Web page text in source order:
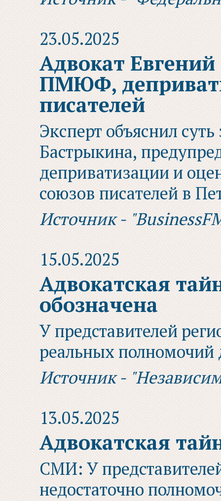
23.05.2025
Адвокат
ПМЮФ,
писателей
Эксперт объяснил
Бастрыкина,
деприватизации и
союзов писателей в
Источник -
15.05.2025
Адвокатская
обозначена
У представителей
реальных полномочий
Источник -
13.05.2025
Адвокатская
СМИ: У
недостаточно